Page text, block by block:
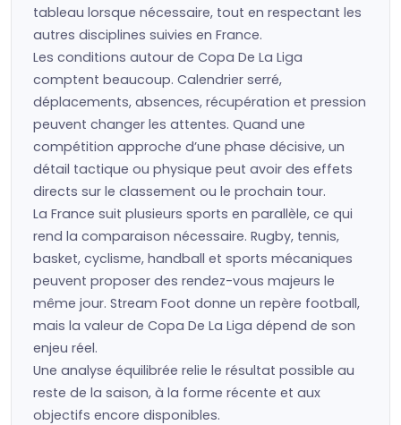
tableau lorsque nécessaire, tout en respectant les
autres disciplines suivies en France.
Les conditions autour de Copa De La Liga
comptent beaucoup. Calendrier serré,
déplacements, absences, récupération et pression
peuvent changer les attentes. Quand une
compétition approche d’une phase décisive, un
détail tactique ou physique peut avoir des effets
directs sur le classement ou le prochain tour.
La France suit plusieurs sports en parallèle, ce qui
rend la comparaison nécessaire. Rugby, tennis,
basket, cyclisme, handball et sports mécaniques
peuvent proposer des rendez-vous majeurs le
même jour. Stream Foot donne un repère football,
mais la valeur de Copa De La Liga dépend de son
enjeu réel.
Une analyse équilibrée relie le résultat possible au
reste de la saison, à la forme récente et aux
objectifs encore disponibles.